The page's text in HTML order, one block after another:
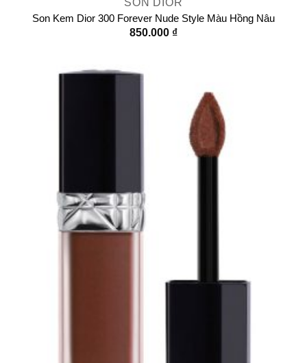
SON DIOR
Son Kem Dior 300 Forever Nude Style Màu Hồng Nâu
850.000 ₫